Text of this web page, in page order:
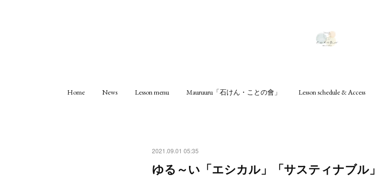
Home News Lesson menu Mauruuru「石けん・ことの會」 Lesson schedule & Access
2021.09.01 05:35
ゆる～い「エシカル」「サスティナブル」